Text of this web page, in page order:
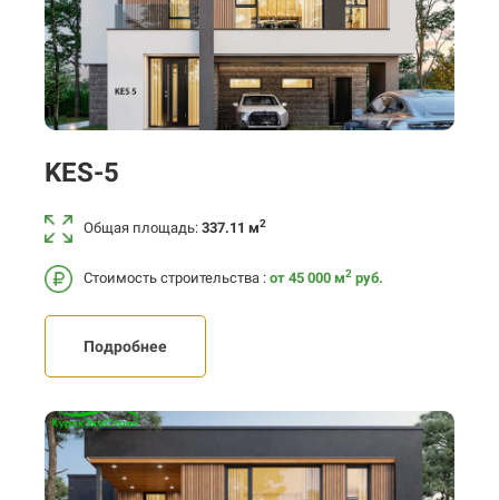
KES-5
Общая площадь: 337.11 м2
Стоимость строительства : от 45 000 м2 руб.
Подробнее